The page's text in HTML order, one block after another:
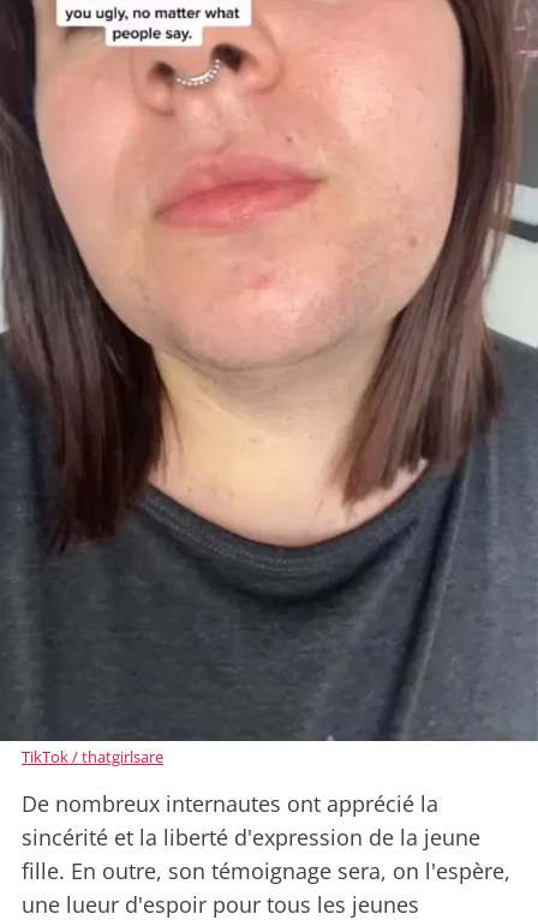
TikTok / thatgirlsare
De nombreux internautes ont apprécié la
sincérité et la liberté d'expression de la jeune
fille. En outre, son témoignage sera, on l'espère,
une lueur d'espoir pour tous les jeunes